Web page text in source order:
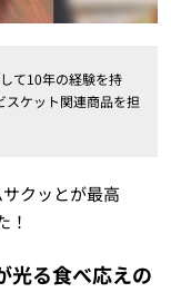
て10年の経験を持
スケット関連商品を担
クッとが最高
！
る食べ応えの